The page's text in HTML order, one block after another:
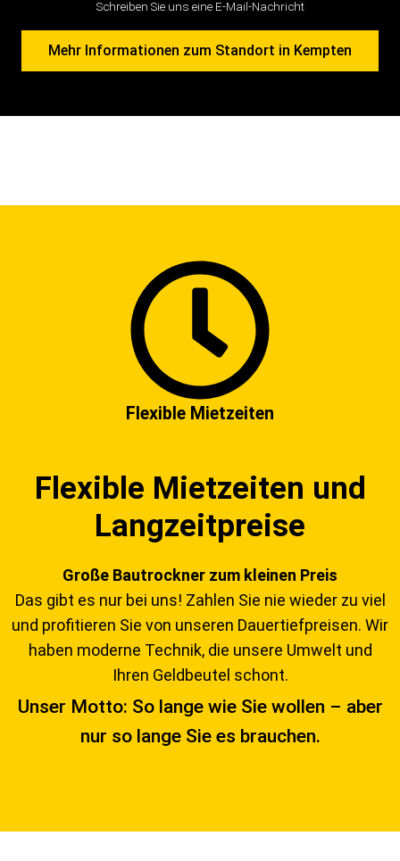
Schreiben Sie uns eine E-Mail-Nachricht
Mehr Informationen zum Standort in Kempten
Flexible Mietzeiten
Flexible Mietzeiten und
Langzeitpreise
Große Bautrockner zum kleinen Preis
Das gibt es nur bei uns! Zahlen Sie nie wieder zu viel
und profitieren Sie von unseren Dauertiefpreisen. Wir
haben moderne Technik, die unsere Umwelt und
Ihren Geldbeutel schont.
Unser Motto: So lange wie Sie wollen – aber
nur so lange Sie es brauchen.